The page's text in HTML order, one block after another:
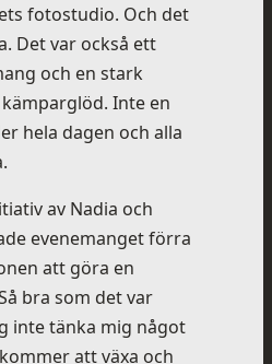
fotostudio. Och det
Det var också ett
och en stark
Inte en
hela dagen och alla
av Nadia och
evenemanget förra
att göra en
bra som det var
inte tänka mig något
att växa och